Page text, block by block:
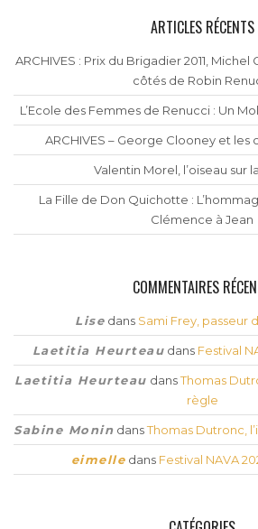
ARTICLES RÉCENTS
ARCHIVES : Prix du Brigadier 2011, Michel
côtés de Robin
L’Ecole des Femmes de Renucci : Un
ARCHIVES – George Clooney et les
Valentin Morel, l’oiseau sur
La Fille de Don Quichotte :
Clémence à Jean
COMMENTAIRES
Lise dans Sami Frey, passeur
Laetitia Heurteau dans Festival
Laetitia Heurteau dansThomas
règle
Sabine Monin dansThomas Dutronc,
eimelle dans Festival NAVA